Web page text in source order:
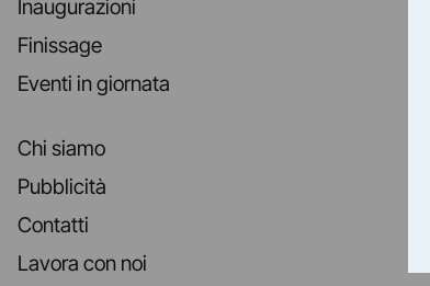
Inaugurazioni
Finissage
Eventi in giornata
Chi siamo
Pubblicità
Contatti
Lavora con noi